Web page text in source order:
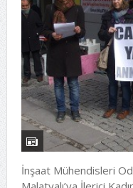
İnşaat Mühendisleri